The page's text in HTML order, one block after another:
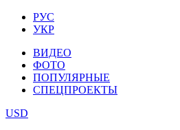
РУС
УКР
ВИДЕО
ФОТО
ПОПУЛЯРНЫЕ
СПЕЦПРОЕКТЫ
USD